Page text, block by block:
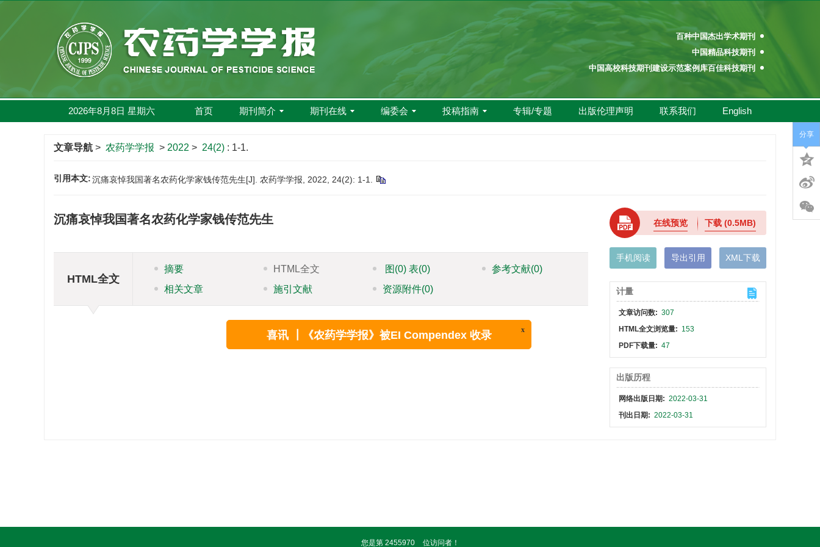
百种中国杰出学术期刊
中国精品科技期刊
中国高校科技期刊建设示范案例库百佳科技期刊
中国高校百佳科技期刊
中国高校优秀学术期刊奖
中国高校精品科技期刊
2026年8月8日 星期六 首页 期刊简介 期刊在线 编委会 投稿指南 专辑/专题 出版伦理声明 联系我们 English
文章导航 > 农药学学报 > 2022 > 24(2) : 1-1.
引用本文:沉痛哀悼我国著名农药化学家钱传范先生[J]. 农药学学报, 2022, 24(2): 1-1.
沉痛哀悼我国著名农药化学家钱传范先生
HTML全文
摘要 HTML全文 图 (0) 表(0) 参考文献(0)
相关文章
施引文献 资源附件(0)
在线预览 下载(0.5MB)
手机阅读 导出引用 XML下载
计量
文章访问数: 307
HTML全文浏览量: 153
PDF下载量: 47
出版历程
网络出版日期: 2022-03-31
刊出日期: 2022-03-31
分享
您是第 2455970 位访问者！
喜讯 ┃《农药学学报》被EI Compendex 收录